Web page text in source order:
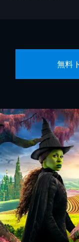
無料